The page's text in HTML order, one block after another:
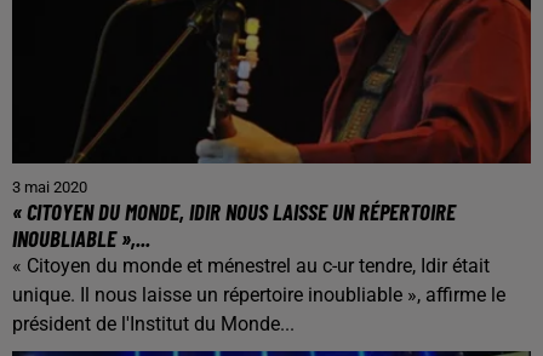
3 mai 2020
« CITOYEN DU MONDE, IDIR NOUS LAISSE UN RÉPERTOIRE
INOUBLIABLE »,...
« Citoyen du monde et ménestrel au c-ur tendre, Idir était
unique. Il nous laisse un répertoire inoubliable », affirme le
président de l'Institut du Monde...